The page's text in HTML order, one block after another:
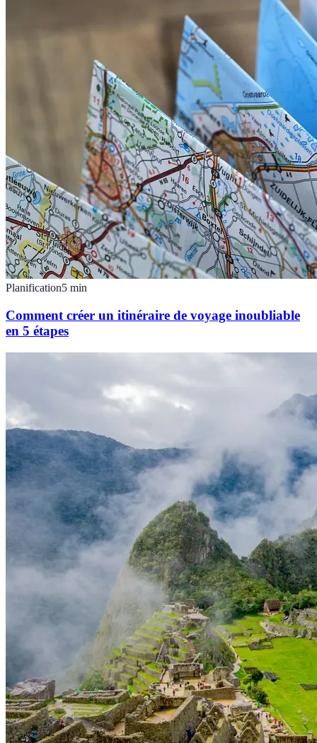
Planification5 min
Comment créer un itinéraire de voyage inoubliable
en 5 étapes